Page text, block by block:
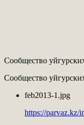
Сообщество
Сообщество
feb2013-1.jpg
https://parvaz.kz/